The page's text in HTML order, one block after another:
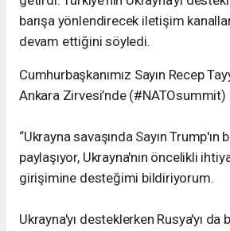
barışa yönlendirecek iletişim
devam ettiğini söyledi.
Cumhurbaşkanımız Sayın Recep
Ankara Zirvesi’nde (#NATOsummit)
“Ukrayna savaşında Sayın Trump'ın
paylaşıyor, Ukrayna'nın öncelikli
girişimine desteğimi bildiriyorum.
Ukrayna'yı desteklerken Rusya'yı da